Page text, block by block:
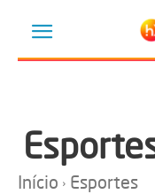
Início Esportes